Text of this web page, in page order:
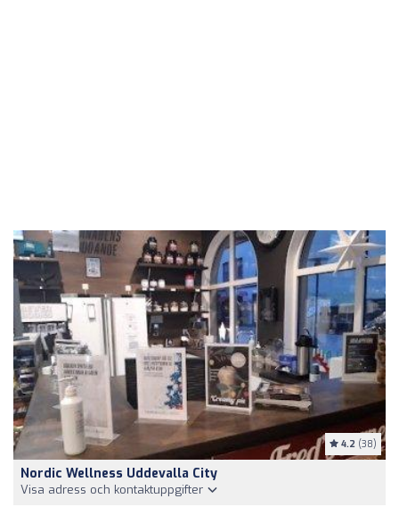
4.2 (38)
Nordic Wellness Uddevalla City
Visa adress och kontaktuppgifter